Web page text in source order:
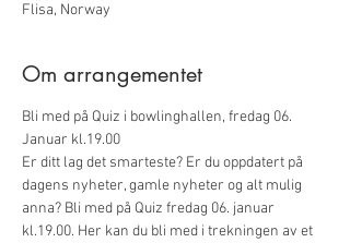
Flisa, Norway
Om arrangementet
Bli med på Quiz i bowlinghallen, fredag 06.
Januar kl.19.00
Er ditt lag det smarteste? Er du oppdatert på
dagens nyheter, gamle nyheter og alt mulig
anna? Bli med på Quiz fredag 06. januar
kl.19.00. Her kan du bli med i trekningen av et